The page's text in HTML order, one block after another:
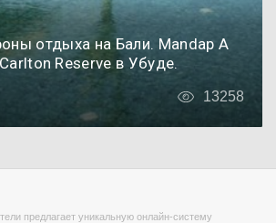
отдыха на Бали. Mandap A
Reserve в Убуде.
13258
предлагает уникальную онлайн-систему